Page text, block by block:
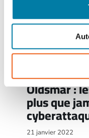
Oldsmar :
plus que
21 janvier 2022